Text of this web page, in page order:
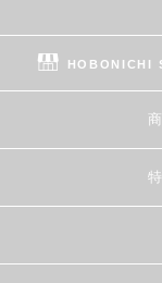
HOBONICHI